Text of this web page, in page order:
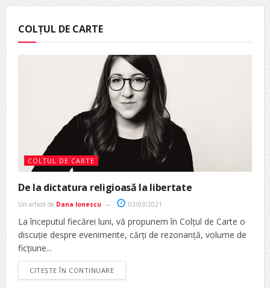
COLȚUL DE CARTE
COLȚUL DE CARTE
De la dictatura religioasă la libertate
Un articol de Dana Ionescu 03/03/2021
La începutul fiecărei luni, vă propunem în Colțul de Carte o
discuție despre evenimente, cărți de rezonanță, volume de
ficțiune...
CITEȘTE ÎN CONTINUARE